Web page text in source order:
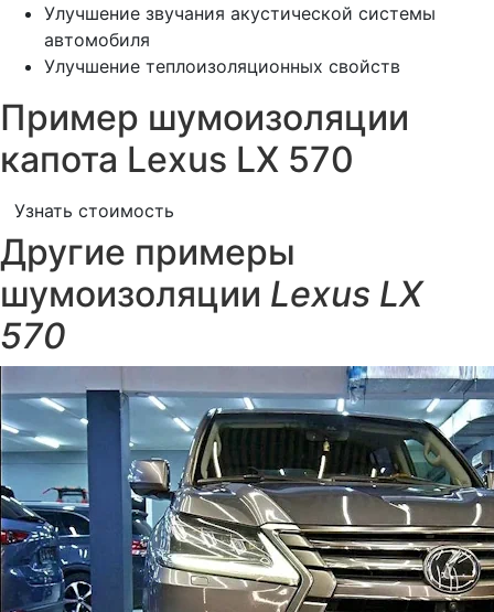
Улучшение звучания акустической системы
автомобиля
Улучшение теплоизоляционных свойств
Пример шумоизоляции
капота Lexus LX 570
Узнать стоимость
Другие примеры
шумоизоляции Lexus LX
570